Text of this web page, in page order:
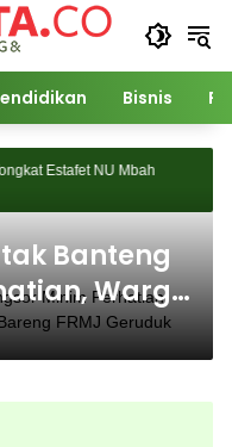
Bisnis
Estafet NU Mbah
Banteng
Warga
Jombang
Kantor